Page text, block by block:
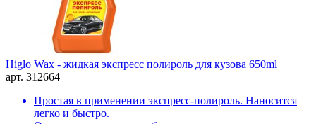
Higlo Wax - жидкая экспресс полироль для кузова 650ml
арт. 312664
Простая в применении экспресс-полироль. Наносится
легко и быстро.